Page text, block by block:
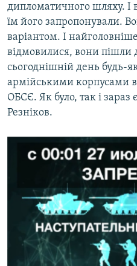
дипломатичного шляху. І
їм його запропонували.
варіантом. І
відмовилися, вони пішли
сьогоднішній день будь-
армійськими корпусами
ОБСЄ. Як було, так і зараз
Резніков.